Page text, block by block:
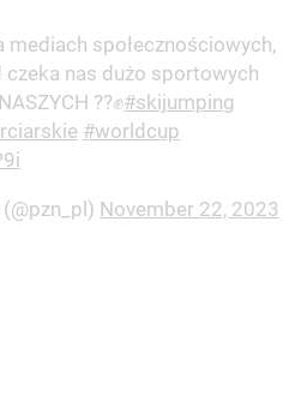
społecznościowych,
nas dużo sportowych
??✊#skijumping
#worldcup
November 22, 2023